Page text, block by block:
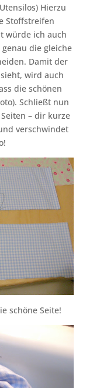
Hierzu
Stoffstreifen
würde ich auch
die gleiche
Damit der
wird auch
die schönen
Schließt nun
– dir kurze
verschwindet
schöne Seite!